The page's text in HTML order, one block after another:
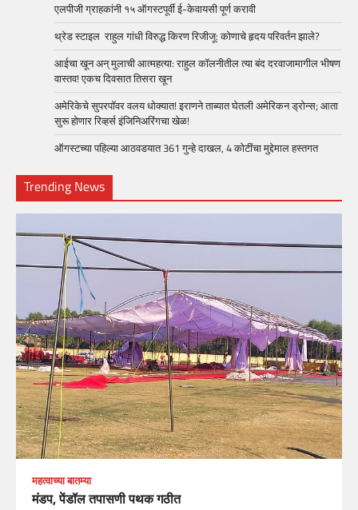
एलपीजी ग्राहकांनी १५ ऑगस्टपूर्वी ई-केवायसी पूर्ण करावी
थ्रेड स्टाइल राहुल गांधी विरुद्ध किरण रिजीजू: कोणाचे हृदय परिवर्तन झाले?
आईचा खून अन् मुलाची आत्महत्या: राहुल कॉलनीतील त्या बंद दरवाजामागील भीषण
वास्तव! एकच दिवसात तिसरा खून
अमेरिकेचे सुपरपॉवर वलय धोक्यात! इराणने ताब्यात घेतली अमेरिकन ड्रोन्स; आता
सुरू होणार रिव्हर्स इंजिनिअरिंगचा खेळ!
ऑगस्टच्या पहिल्या आठवडयात 361 गुन्हे दाखल, 4 कोटींचा मुद्देमाल हस्तगत
Trending News
महत्वाच्या बातम्या
मंडप, पेंडॉल तपासणी पथक गठीत